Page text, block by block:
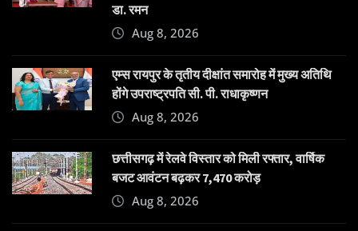
डा. रमन
Aug 8, 2026
एम्स रायपुर के तृतीय दीक्षांत समारोह में मुख्य अतिथि
होंगे उपराष्ट्रपति सी. पी. राधाकृष्णन
Aug 8, 2026
छत्तीसगढ़ में रेलवे विस्तार को मिली रफ्तार, वार्षिक
बजट आवंटन बढ़कर 7,470 करोड़
Aug 8, 2026